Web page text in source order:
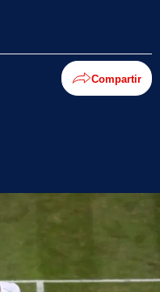
Compartir